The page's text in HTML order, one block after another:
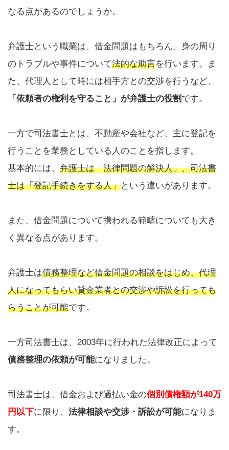
なる点があるのでしょうか。
弁護士という職業は、借金問題はもちろん、身の周り
のトラブルや事件について法的な助言を行います。ま
た、代理人として時には相手方との交渉を行うなど、
「依頼者の権利を守ること」が弁護士の役割 です。
一方で司法書士とは、不動産や会社など、主に登記を
行うことを業務としている人のことを指します。
基本的には、 弁護士は「法律問題の解決人」、司法書
士は「登記手続きをする人」という違いがあります。
また、借金問題について携われる範疇についても大き
く異なる点があります。
弁護士は債務整理など借金問題の相談をはじめ、代理
人になってもらい貸金業者との交渉や訴訟を行っても
らうことが可能です。
一方司法書士は、2003年に行われた法律改正によって
債務整理の依頼が可能になりました。
司法書士は、借金および過払い金の個別債権額が140万
円以下に限り、 法律相談や交渉・訴訟が可能になりま
す。